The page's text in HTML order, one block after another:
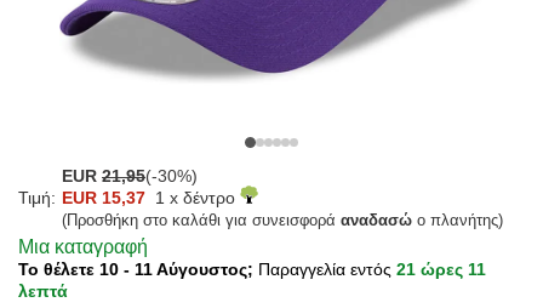
EUR 21,95(-30%)
Τιμή: EUR 15,37 1 x δέντρο
(Προσθήκη στο καλάθι για συνεισφορά αναδασώ ο πλανήτης)
Μια καταγραφή
Το θέλετε 10 - 11 Αύγουστος; Παραγγελία εντός 21 ώρες 11
λεπτά